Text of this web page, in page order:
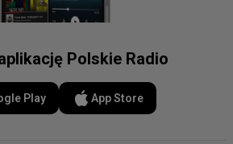
Polskie Radio
Play App Store